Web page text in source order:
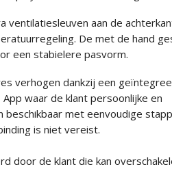
ventilatiesleuven aan de
De met de hand
een stabielere pasvorm.
verhogen dankzij een
waar de klant persoonlijke en
beschikbaar met eenvoudige
is niet vereist.
door de klant die kan